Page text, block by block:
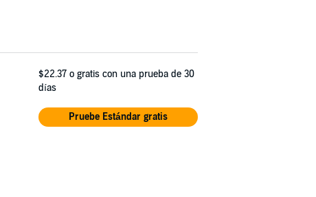
$22.37 o gratis con una prueba de 30
días
Pruebe Estándar gratis